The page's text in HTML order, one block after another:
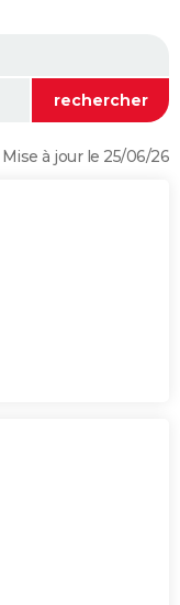
Mise à jour le 25/06/26